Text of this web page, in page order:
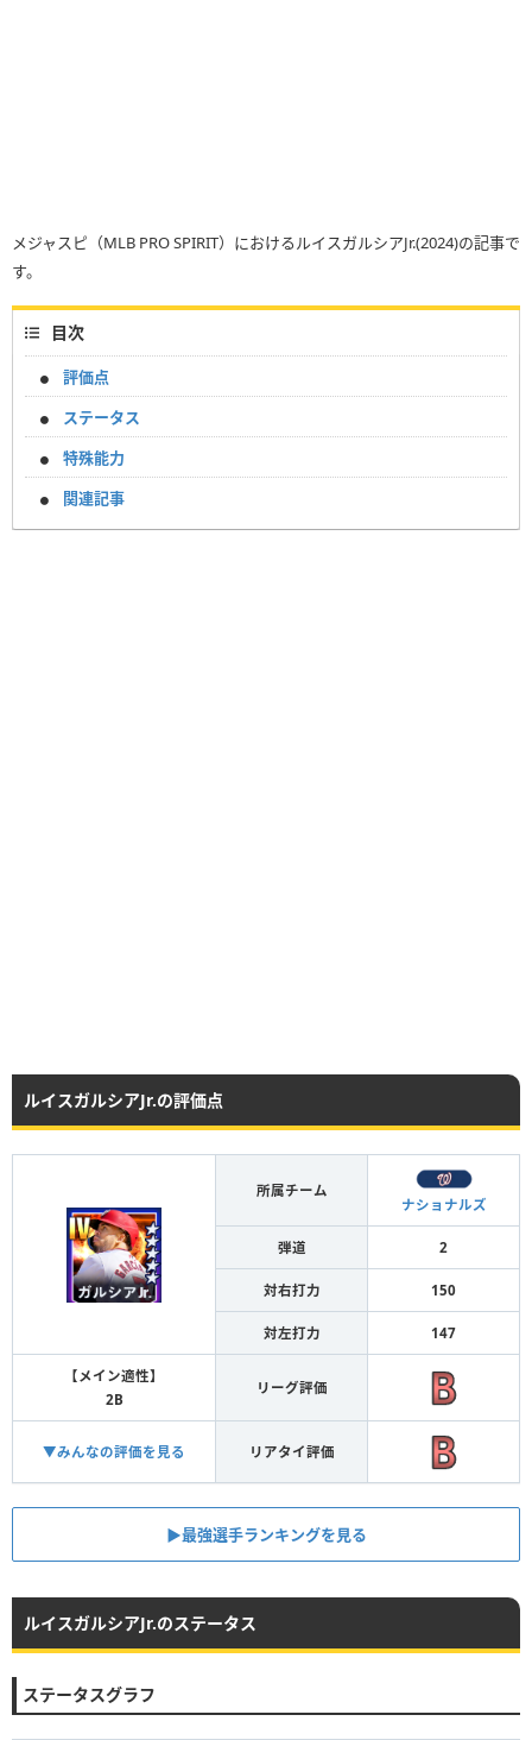
メジャスピ（MLB PRO SPIRIT）におけるルイスガルシアJr.(2024)の記事で
す。
目次
評価点
ステータス
特殊能力
関連記事
ルイスガルシアJr.の評価点
所属チーム
ナショナルズ
弾道 2
対右打力 150
対左打力 147
【メイン適性】
2B
リーグ評価
▼みんなの評価を見る リアタイ評価
▶︎最強選手ランキングを見る
ルイスガルシアJr.のステータス
ステータスグラフ